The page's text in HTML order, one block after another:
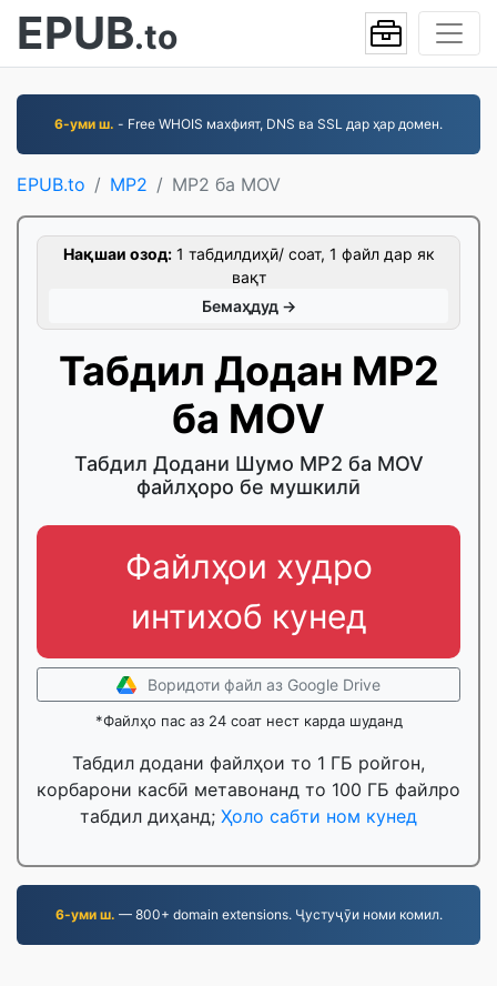
EPUB.to
6-уми ш. - Free WHOIS махфият, DNS ва SSL дар ҳар домен.
EPUB.to MP2 MP2 ба MOV
Нақшаи озод:1 табдилдиҳӣ/ соат, 1 файл дар як
вақт
Бемаҳдуд →
Табдил Додан MP2
ба MOV
Табдил Додани Шумо MP2 ба MOV
файлҳоро бе мушкилӣ
Файлҳои худро
интихоб кунед
Воридоти файл аз Google Drive
*Файлҳо пас аз 24 соат нест карда шуданд
Табдил додани файлҳои то 1 ГБ ройгон,
корбарони касбӣ метавонанд то 100 ГБ файлро
табдил диҳанд; Ҳоло сабти ном кунед
6-уми ш. — 800+ domain extensions. Ҷустуҷӯи номи комил.